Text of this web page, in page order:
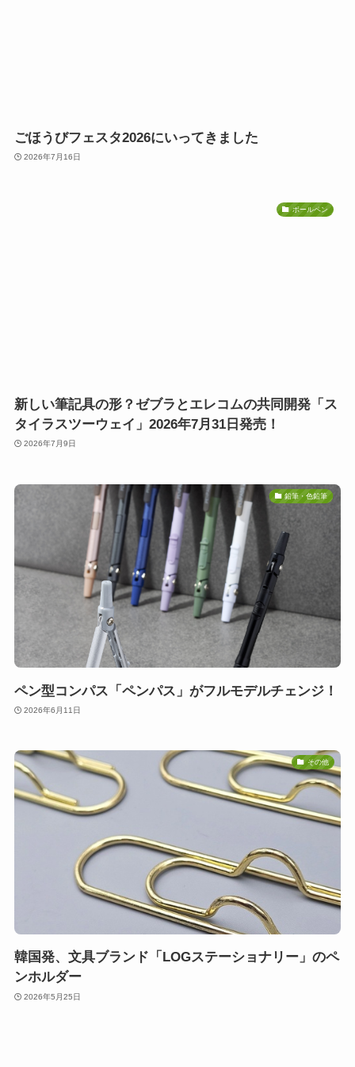
ごほうびフェスタ2026にいってきました
2026年7月16日
ボールペン
新しい筆記具の形？ゼブラとエレコムの共同開発「ス
タイラスツーウェイ」2026年7月31日発売！
2026年7月9日
鉛筆・色鉛筆
ペン型コンパス「ペンパス」がフルモデルチェンジ！
2026年6月11日
その他
韓国発、文具ブランド「LOGステーショナリー」のペ
ンホルダー
2026年5月25日